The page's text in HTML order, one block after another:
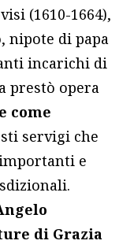
(1610-1664),
nipote di papa
incarichi di
prestò opera
come
servigi che
e
di Grazia